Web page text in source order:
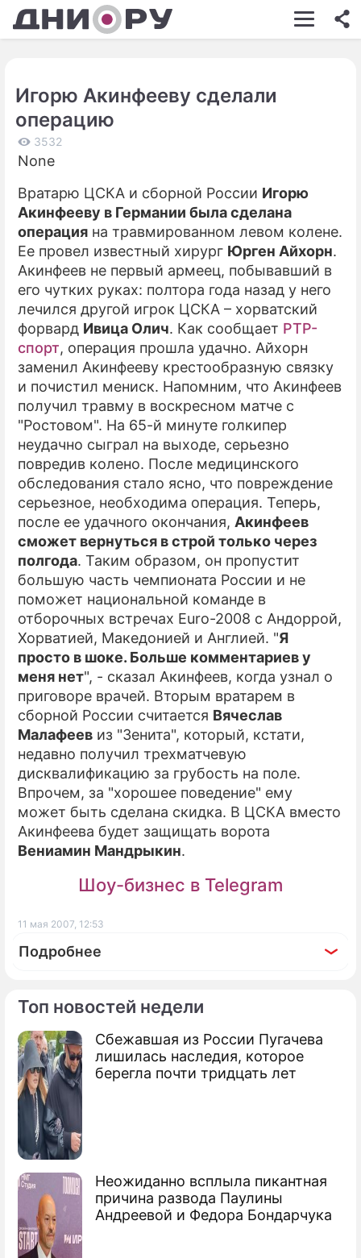
ШОУ-БИЗНЕС
КИНО
ЭКОНОМИКА
ПРОИСШЕСТВИЯ
СОННИК
СТИЛЬ ЖИЗНИ
СЕРИАЛЫ
ИГРЫ
ПРЕСС-РЕЛИЗЫ
О ПРОЕКТЕ
Топ новостей недели
Сбежавшая из России Пугачева
лишилась наследия, которое
берегла почти тридцать лет
Неожиданно всплыла пикантная
причина развода Паулины
Андреевой и Федора Бондарчука
Игорю Акинфееву сделали
операцию
3532
None
Вратарю ЦСКА и сборной России Игорю
Акинфееву в Германии была сделана
операция на травмированном левом колене.
Ее провел известный хирург Юрген Айхорн.
Акинфеев не первый армеец, побывавший в
его чутких руках: полтора года назад у него
лечился другой игрок ЦСКА – хорватский
форвард Ивица Олич. Как сообщает РТР-
спорт, операция прошла удачно. Айхорн
заменил Акинфееву крестообразную связку
и почистил мениск. Напомним, что Акинфеев
получил травму в воскресном матче с
"Ростовом". На 65-й минуте голкипер
неудачно сыграл на выходе, серьезно
повредив колено. После медицинского
обследования стало ясно, что повреждение
серьезное, необходима операция. Теперь,
после ее удачного окончания, Акинфеев
сможет вернуться в строй только через
полгода. Таким образом, он пропустит
большую часть чемпионата России и не
поможет национальной команде в
отборочных встречах Euro-2008 с Андоррой,
Хорватией, Македонией и Англией. "Я
просто в шоке. Больше комментариев у
меня нет", - сказал Акинфеев, когда узнал о
приговоре врачей. Вторым вратарем в
сборной России считается Вячеслав
Малафеев из "Зенита", который, кстати,
недавно получил трехматчевую
дисквалификацию за грубость на поле.
Впрочем, за "хорошее поведение" ему
может быть сделана скидка. В ЦСКА вместо
Акинфеева будет защищать ворота
Вениамин Мандрыкин.
Шоу-бизнес в Telegram
11 мая 2007, 12:53
Подробнее
По теме
Акинфеев выбыл из строя на полгода
Титов забил юбилейный гол за
"Спартак"
Акинфеев отказался от шампанского